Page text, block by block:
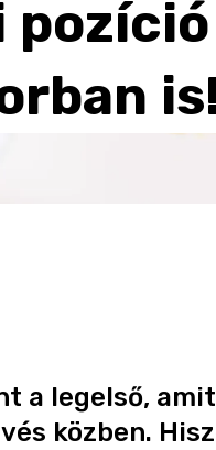
pozíció
a legelső,
közben.